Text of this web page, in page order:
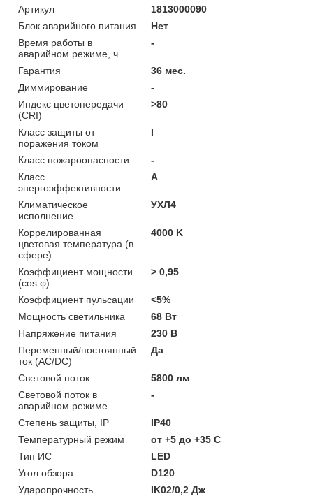
Артикул
1813000090
Блок аварийного питания
Нет
Время работы в
аварийном режиме, ч.
-
Гарантия
36 мес.
Диммирование
-
Индекс цветопередачи
(CRI)
>80
Класс защиты от
поражения током
I
Класс пожароопасности
-
Класс
энергоэффективности
A
Климатическое
исполнение
УХЛ4
Коррелированная
цветовая температура (в
сфере)
4000 K
Коэффициент мощности
(cos φ)
> 0,95
Коэффициент пульсации
<5%
Мощность светильника
68 Вт
Напряжение питания
230 В
Переменный/постоянный
ток (AC/DC)
Да
Световой поток
5800 лм
Световой поток в
аварийном режиме
-
Степень защиты, IP
IP40
Температурный режим
от +5 до +35 C
Тип ИС
LED
Угол обзора
D120
Ударопрочность
IK02/0,2 Дж